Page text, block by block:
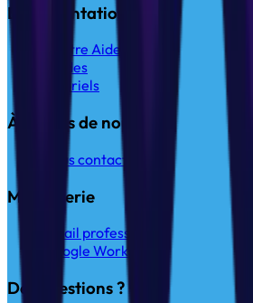
Documentation
Centre Aide
Guides
Tutoriels
À propos de nous
Nous contacter
Messagerie
Email professionnel
Google Workspace
Des questions ?